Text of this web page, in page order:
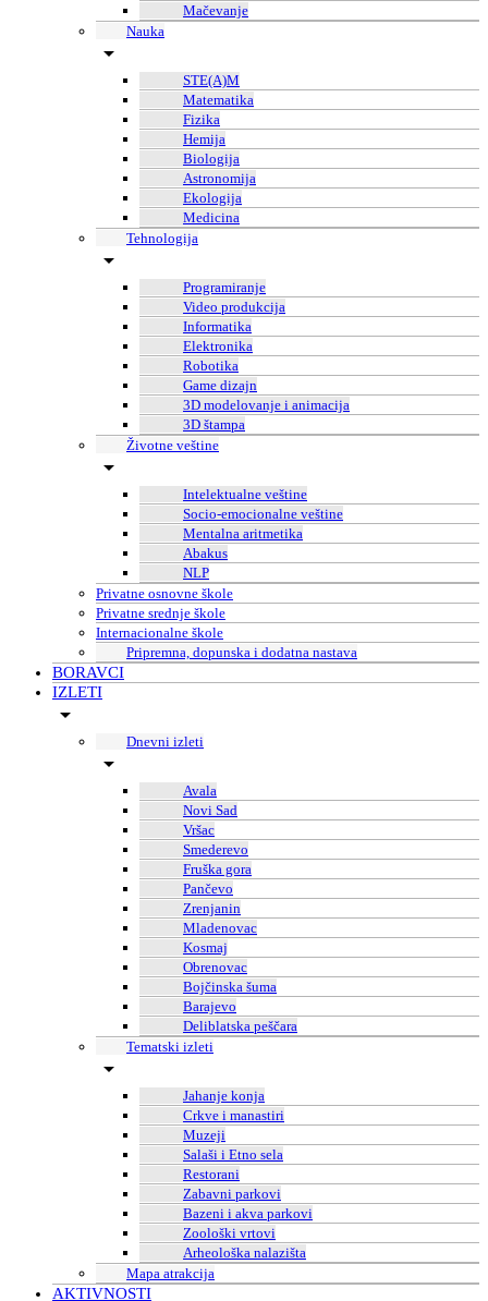
Mačevanje
Nauka
STE(A)M
Matematika
Fizika
Hemija
Biologija
Astronomija
Ekologija
Medicina
Tehnologija
Programiranje
Video produkcija
Informatika
Elektronika
Robotika
Game dizajn
3D modelovanje i animacija
3D štampa
Životne veštine
Intelektualne veštine
Socio-emocionalne veštine
Mentalna aritmetika
Abakus
NLP
Privatne osnovne škole
Privatne srednje škole
Internacionalne škole
Pripremna, dopunska i dodatna nastava
BORAVCI
IZLETI
Dnevni izleti
Avala
Novi Sad
Vršac
Smederevo
Fruška gora
Pančevo
Zrenjanin
Mladenovac
Kosmaj
Obrenovac
Bojčinska šuma
Barajevo
Deliblatska peščara
Tematski izleti
Jahanje konja
Crkve i manastiri
Muzeji
Salaši i Etno sela
Restorani
Zabavni parkovi
Bazeni i akva parkovi
Zoološki vrtovi
Arheološka nalazišta
Mapa atrakcija
AKTIVNOSTI